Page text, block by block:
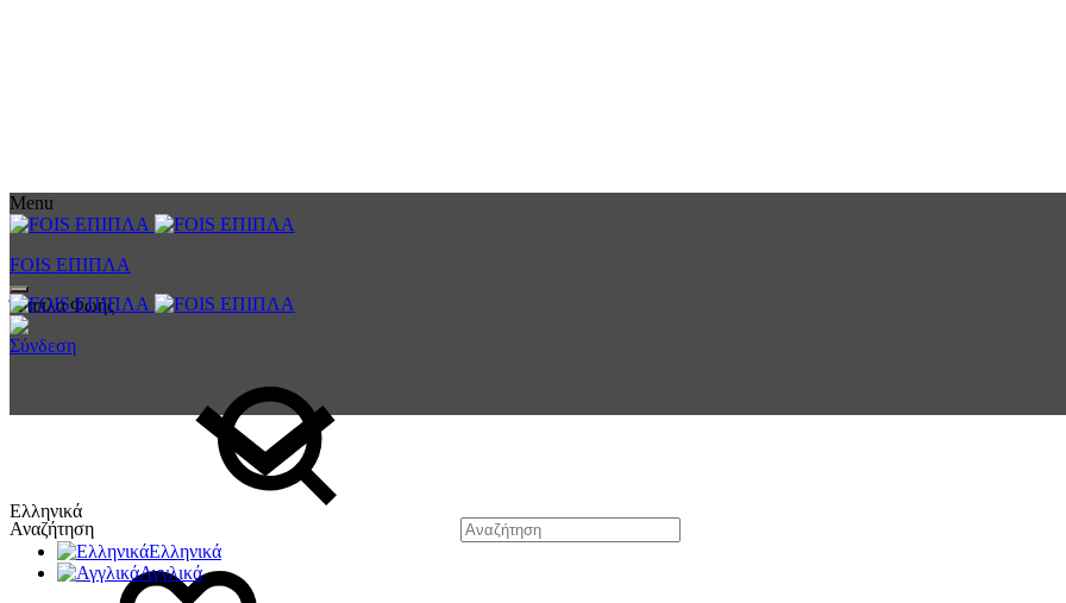
Menu
FOIS ΕΠΙΠΛΑ
Έπιπλα Φωής
Σύνδεση
Αναζήτηση
Ελληνικά
Ελληνικά
Αγγλικά